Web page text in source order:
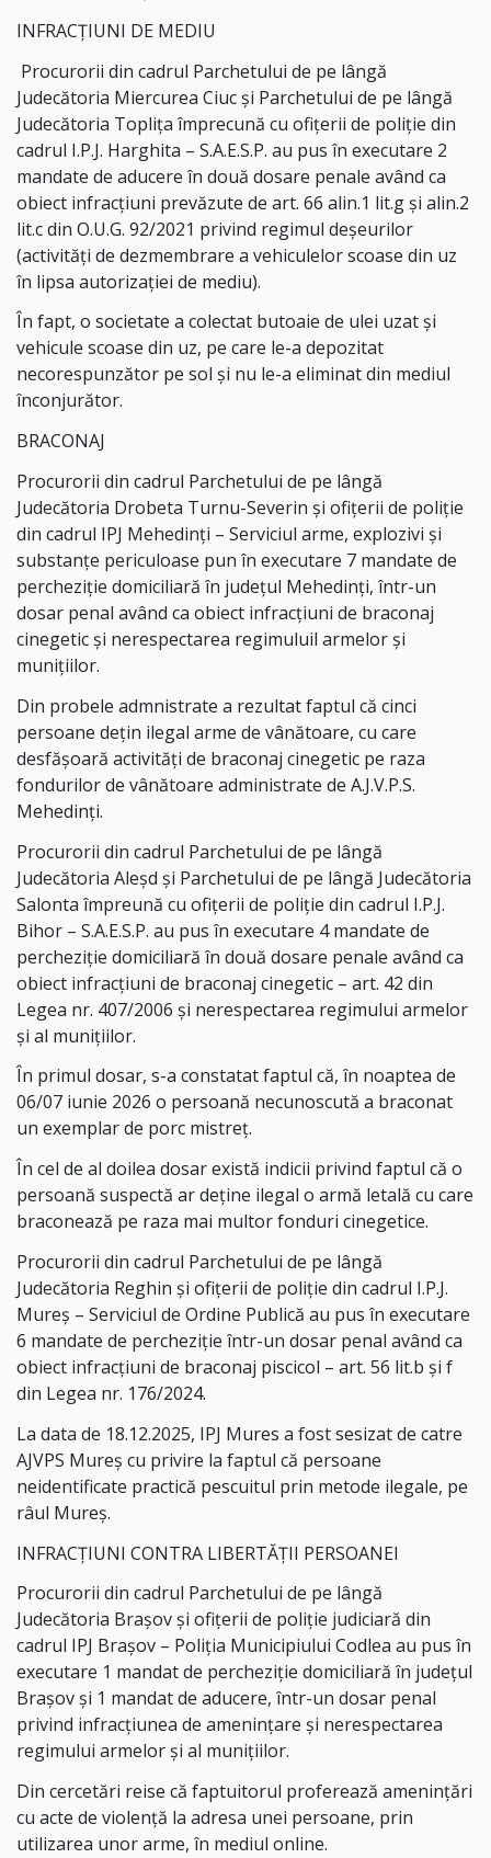
INFRACȚIUNI DE MEDIU
Procurorii din cadrul Parchetului de pe lângă
Judecătoria Miercurea Ciuc şi Parchetului de pe lângă
Judecătoria Topliţa împrecună cu ofiţerii de poliţie din
cadrul I.P.J. Harghita – S.A.E.S.P. au pus în executare 2
mandate de aducere în două dosare penale având ca
obiect infracțiuni prevăzute de art. 66 alin.1 lit.g şi alin.2
lit.c din O.U.G. 92/2021 privind regimul deșeurilor
(activităţi de dezmembrare a vehiculelor scoase din uz
în lipsa autorizaţiei de mediu).
În fapt, o societate a colectat butoaie de ulei uzat și
vehicule scoase din uz, pe care le-a depozitat
necorespunzător pe sol și nu le-a eliminat din mediul
înconjurător.
BRACONAJ
Procurorii din cadrul Parchetului de pe lângă
Judecătoria Drobeta Turnu-Severin şi ofiţerii de poliţie
din cadrul IPJ Mehedinți – Serviciul arme, explozivi și
substanțe periculoase pun în executare 7 mandate de
percheziție domiciliară în județul Mehedinți, într-un
dosar penal având ca obiect infracțiuni de braconaj
cinegetic și nerespectarea regimuluil armelor și
munițiilor.
Din probele admnistrate a rezultat faptul că cinci
persoane dețin ilegal arme de vânătoare, cu care
desfășoară activități de braconaj cinegetic pe raza
fondurilor de vânătoare administrate de A.J.V.P.S.
Mehedinți.
Procurorii din cadrul Parchetului de pe lângă
Judecătoria Aleşd şi Parchetului de pe lângă Judecătoria
Salonta împreună cu ofiţerii de poliţie din cadrul I.P.J.
Bihor – S.A.E.S.P. au pus în executare 4 mandate de
percheziție domiciliară în două dosare penale având ca
obiect infracțiuni de braconaj cinegetic – art. 42 din
Legea nr. 407/2006 şi nerespectarea regimului armelor
şi al muniţiilor.
În primul dosar, s-a constatat faptul că, în noaptea de
06/07 iunie 2026 o persoană necunoscută a braconat
un exemplar de porc mistreţ.
În cel de al doilea dosar există indicii privind faptul că o
persoană suspectă ar deţine ilegal o armă letală cu care
braconează pe raza mai multor fonduri cinegetice.
Procurorii din cadrul Parchetului de pe lângă
Judecătoria Reghin şi ofiţerii de poliţie din cadrul I.P.J.
Mureş – Serviciul de Ordine Publică au pus în executare
6 mandate de percheziție într-un dosar penal având ca
obiect infracțiuni de braconaj piscicol – art. 56 lit.b şi f
din Legea nr. 176/2024.
La data de 18.12.2025, IPJ Mures a fost sesizat de catre
AJVPS Mureș cu privire la faptul că persoane
neidentificate practică pescuitul prin metode ilegale, pe
râul Mureș.
INFRACȚIUNI CONTRA LIBERTĂȚII PERSOANEI
Procurorii din cadrul Parchetului de pe lângă
Judecătoria Brașov și ofițerii de poliție judiciară din
cadrul IPJ Brașov – Poliția Municipiului Codlea au pus în
executare 1 mandat de percheziție domiciliară în județul
Brașov și 1 mandat de aducere, într-un dosar penal
privind infracțiunea de amenințare și nerespectarea
regimului armelor și al munițiilor.
Din cercetări reise că faptuitorul proferează amenințări
cu acte de violență la adresa unei persoane, prin
utilizarea unor arme, în mediul online.